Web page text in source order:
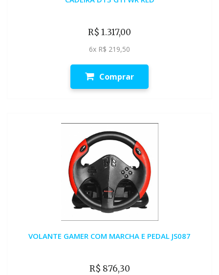
R$ 1.317,00
6x R$ 219,50
Comprar
VOLANTE GAMER COM MARCHA E PEDAL JS087
R$ 876,30